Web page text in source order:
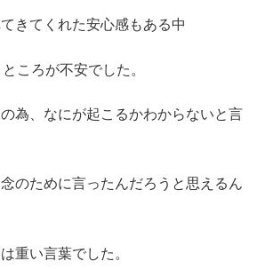
きてくれた安心感もある中
ころが不安でした。
為、なにが起こるかわからないと言
のために言ったんだろうと思えるん
重い言葉でした。